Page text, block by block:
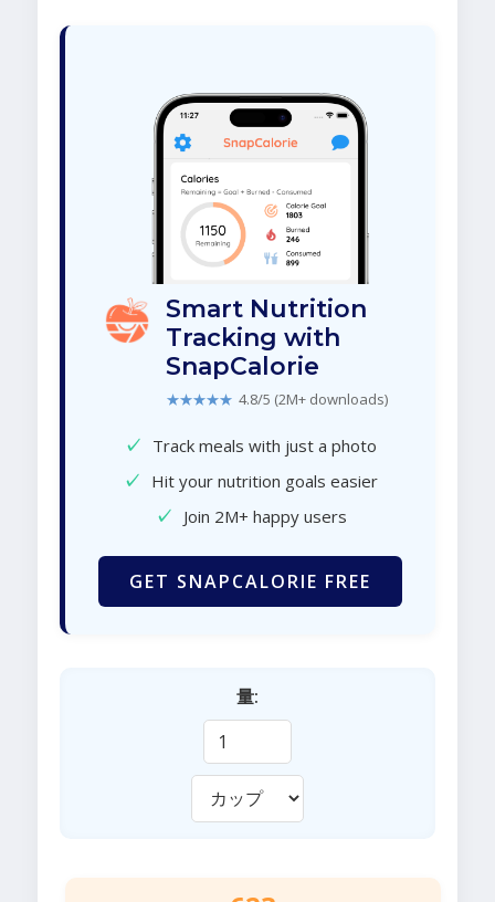
Smart Nutrition
Tracking with
SnapCalorie
★★★★★ 4.8/5 (2M+ downloads)
✓ Track meals with just a photo
✓ Hit your nutrition goals easier
✓ Join 2M+ happy users
GET SNAPCALORIE FREE
量: